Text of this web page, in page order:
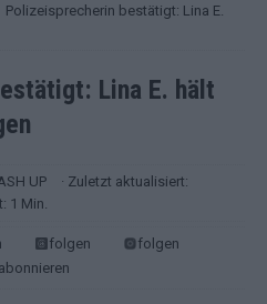
Polizeisprecherin bestätigt: Lina E.
Lina E. hält
UP
· Zuletzt aktualisiert:
1 Min.
folgen
folgen